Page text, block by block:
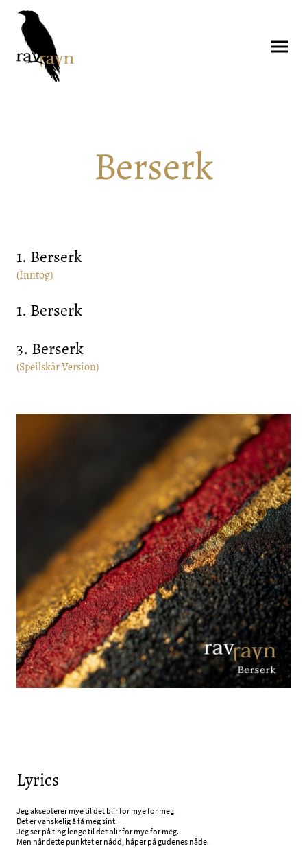
Berserk
1. Berserk
(Inntog)
1. Berserk
3. Berserk
(Speilskår Version)
Lyrics
Jeg aksepterer mye til det blir for mye for meg.
Det er vanskelig å få meg sint.
Jeg ser på ting lenge til det blir for mye for meg.
Men når dette punktet er nådd, håper på gudenes nåde.